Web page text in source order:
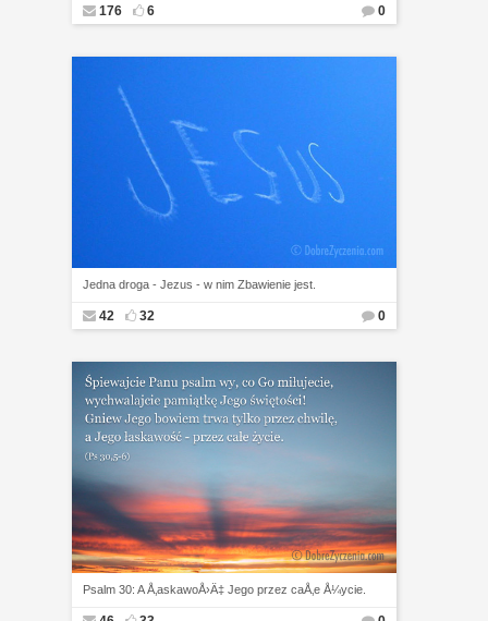
176 6 0
Jedna droga - Jezus - w nim Zbawienie jest.
42 32 0
Psalm 30: A Å‚askawoÅ›Ä‡ Jego przez caÅ‚e Å¼ycie.